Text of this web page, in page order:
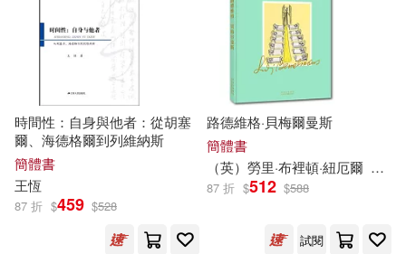
路易斯・納維利爾(5)
邱永芳(5)
陳秋帆(5)
（英國）阿瑟·柯南·道爾(5)
（英）C.S.劉易斯(5)
中國水利水電出版社(20)
中國紡織出版社(20)
中國經濟出版社(20)
四川人民出版社(20)
時間性：自身與他者：從胡塞
爾、海德格爾到列維納斯
簡體書
王恆
87 折 $459 $528
路德維格·貝梅爾曼斯
簡體書
（英）勞里·布裡頓·紐厄爾 （英
87 折 $512 $588
試閱